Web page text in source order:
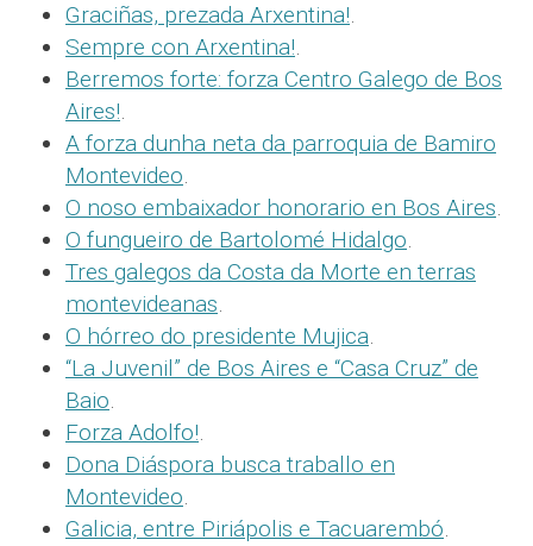
Graciñas, prezada Arxentina!.
Sempre con Arxentina!.
Berremos forte: forza Centro Galego de Bos
Aires!.
A forza dunha neta da parroquia de Bamiro
Montevideo.
O noso embaixador honorario en Bos Aires.
O fungueiro de Bartolomé Hidalgo.
Tres galegos da Costa da Morte en terras
montevideanas.
O hórreo do presidente Mujica.
“La Juvenil” de Bos Aires e “Casa Cruz” de
Baio.
Forza Adolfo!.
Dona Diáspora busca traballo en
Montevideo.
Galicia, entre Piriápolis e Tacuarembó.